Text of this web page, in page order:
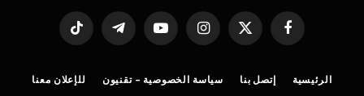
فيسبوك
X
الانستغراميوتيوب تيلقرام تيكتوك
الرئيسية إتصل بنا سياسة الخصوصية – تقنيون للإعلان معنا